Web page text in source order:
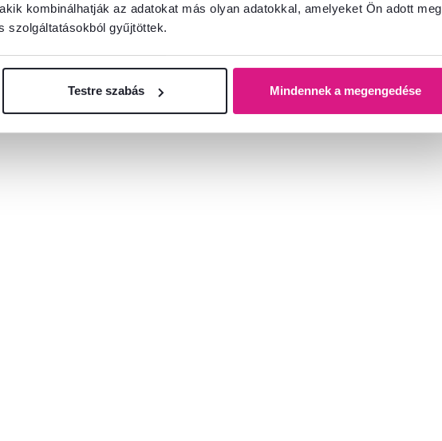
kombinálhatják az adatokat más olyan adatokkal, amelyeket Ön adott meg
szolgáltatásokból gyűjtöttek.
Testre szabás Mindennek a megengedése